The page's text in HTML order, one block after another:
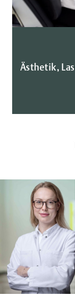
Ästhetik,